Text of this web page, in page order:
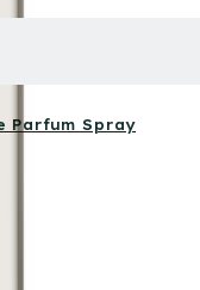
Parfum Spray